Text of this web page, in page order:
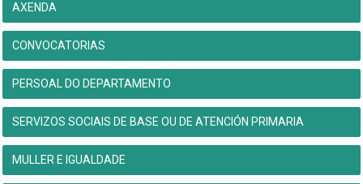
AXENDA
CONVOCATORIAS
PERSOAL DO DEPARTAMENTO
SERVIZOS SOCIAIS DE BASE OU DE ATENCIÓN PRIMARIA
MULLER E IGUALDADE